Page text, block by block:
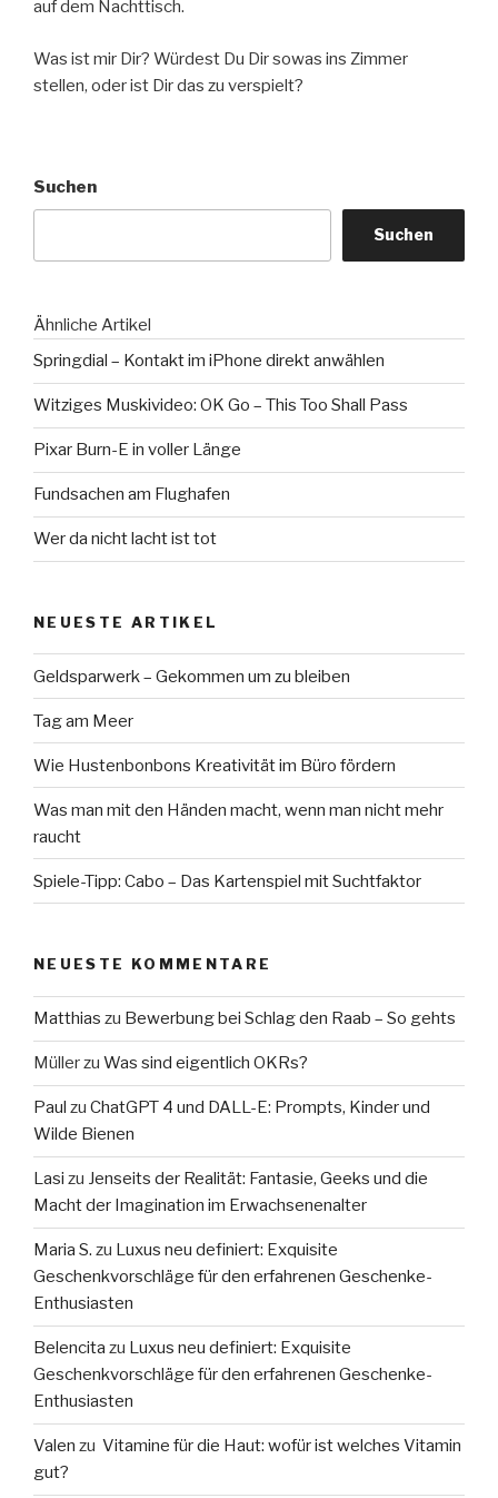
auf dem Nachttisch.
Was ist mir Dir? Würdest Du Dir sowas ins Zimmer
stellen, oder ist Dir das zu verspielt?
Suchen
Suchen
Ähnliche Artikel
Springdial – Kontakt im iPhone direkt anwählen
Witziges Muskivideo: OK Go – This Too Shall Pass
Pixar Burn-E in voller Länge
Fundsachen am Flughafen
Wer da nicht lacht ist tot
NEUESTE ARTIKEL
Geldsparwerk – Gekommen um zu bleiben
Tag am Meer
Wie Hustenbonbons Kreativität im Büro fördern
Was man mit den Händen macht, wenn man nicht mehr
raucht
Spiele-Tipp: Cabo – Das Kartenspiel mit Suchtfaktor
NEUESTE KOMMENTARE
Matthias zu Bewerbung bei Schlag den Raab – So gehts
Müllerzu Was sind eigentlich OKRs?
Paul zu ChatGPT 4 und DALL-E: Prompts, Kinder und
Wilde Bienen
Lasi zu Jenseits der Realität: Fantasie, Geeks und die
Macht der Imagination im Erwachsenenalter
Maria S. zu Luxus neu definiert: Exquisite
Geschenkvorschläge für den erfahrenen Geschenke-
Enthusiasten
Belencita zu Luxus neu definiert: Exquisite
Geschenkvorschläge für den erfahrenen Geschenke-
Enthusiasten
Valen zu Vitamine für die Haut: wofür ist welches Vitamin
gut?